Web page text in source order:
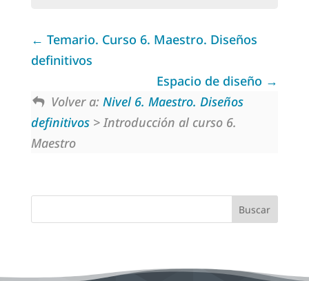
Temario. Curso 6. Maestro. Diseños
definitivos
Espacio de diseño
Volver a: Nivel 6. Maestro. Diseños
definitivos> Introducción al curso 6.
Maestro